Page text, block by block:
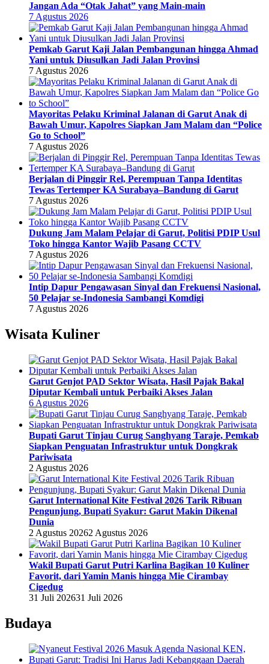
Jangan Ada “Otak Jahat” yang Main-main
7 Agustus 2026
Pemkab Garut Kaji Jalan Pembangunan hingga Ahmad
Yani untuk Diusulkan Jadi Jalan Provinsi
7 Agustus 2026
Mayoritas Pelaku Kriminal Jalanan di Garut Anak di
Bawah Umur, Kapolres Siapkan Jam Malam dan “Police
Go to School”
7 Agustus 2026
Berjalan di Pinggir Rel, Perempuan Tanpa Identitas
Tewas Tertemper KA Surabaya–Bandung di Garut
7 Agustus 2026
Dukung Jam Malam Pelajar di Garut, Politisi PDIP Usul
Toko hingga Kantor Wajib Pasang CCTV
7 Agustus 2026
Intip Dapur Pengawasan Sinyal dan Frekuensi Nasional,
50 Pelajar se-Indonesia Sambangi Komdigi
7 Agustus 2026
Wisata Kuliner
Garut Genjot PAD Sektor Wisata, Hasil Pajak Bakal
Diputar Kembali untuk Perbaiki Akses Jalan
6 Agustus 2026
Bupati Garut Tinjau Curug Sanghyang Taraje, Pemkab
Siapkan Penguatan Infrastruktur untuk Dongkrak
Pariwisata
2 Agustus 2026
Garut International Kite Festival 2026 Tarik Ribuan
Pengunjung, Bupati Syakur: Garut Makin Dikenal
Dunia
2 Agustus 20262 Agustus 2026
Wakil Bupati Garut Putri Karlina Bagikan 10 Kuliner
Favorit, dari Yamin Manis hingga Mie Cirambay
Cigedug
31 Juli 202631 Juli 2026
Budaya